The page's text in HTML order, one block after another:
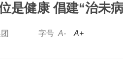
是健康 倡建“治未
字号 A- A+